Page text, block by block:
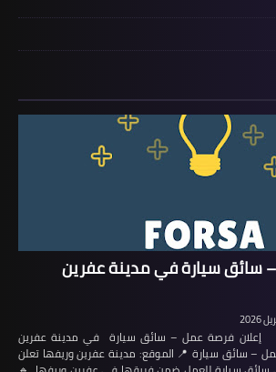
سائق سيارة في مدينة عفرين
فرصة عمل – سائق سيارة في مدينة عفرين
– سائق سيارة 📍 الموقع: مدينة عفرين وريفها تعلن